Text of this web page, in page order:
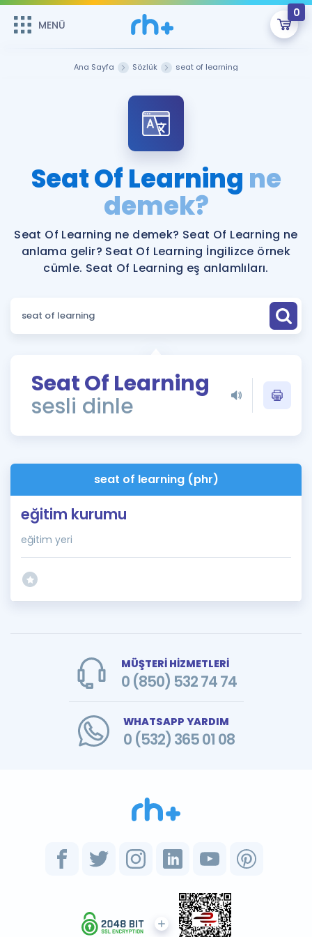
MENÜ
0
Şifremi Hatırlamıyorum
Sepetin Şu An Boş.
Remzi Hoca ile seni sınava hazırlayacak onlarca eğitim seni
bekliyor!
MENÜ
Katılımcı Görüşleri
Faydalı Araçlar
Ücretsiz Kaynaklar
Puan Hesaplama
ÖSYM Sınav Takvimi
Kampanyalar
İngilizce Gramer
İngilizce Gramer
Ana Sayfa Sözlük seat of learning
Seat Of Learning ne
demek?
Seat Of Learning ne demek? Seat Of Learning ne
anlama gelir? Seat Of Learning İngilizce örnek
cümle. Seat Of Learning eş anlamlıları.
Seat Of Learning
sesli dinle
seat of learning (phr)
eğitim kurumu
eğitim yeri
MÜŞTERİ HİZMETLERİ
0 (850) 532 74 74
WHATSAPP YARDIM
0 (532) 365 01 08